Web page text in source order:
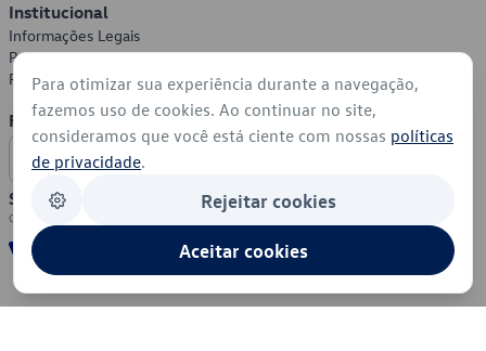
Institucional
Informações Legais
Política de Privacidade
Política de Cookies
Formas de Pagamento
Segurança
Para otimizar sua experiência durante a navegação,
fazemos uso de cookies. Ao continuar no site,
consideramos que você está ciente com nossas políticas
de privacidade.
Rejeitar cookies
Aceitar cookies